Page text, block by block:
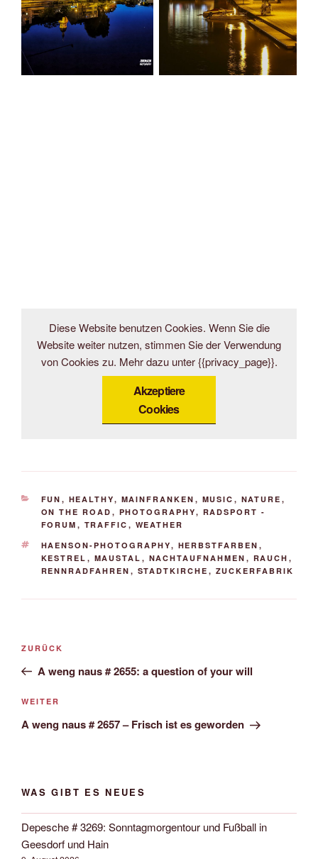
Diese Website benutzen Cookies. Wenn Sie die
Website weiter nutzen, stimmen Sie der Verwendung
von Cookies zu. Mehr dazu unter {{privacy_page}}.
Akzeptiere
Cookies
KATEGORIEN
FUN , HEALTHY, MAINFRANKEN , MUSIC , NATURE ,
ON THE ROAD , PHOTOGRAPHY, RADSPORT -
FORUM , TRAFFIC , WEATHER
SCHLAGWÖRTER
HAENSON-PHOTOGRAPHY, HERBSTFARBEN ,
KESTREL , MAUSTAL , NACHTAUFNAHMEN , RAUCH ,
RENNRADFAHREN , STADTKIRCHE , ZUCKERFABRIK
Beitrags-
Vorheriger
Beitrag
ZURÜCK
A weng naus # 2655: a question of your will
Nächster
Beitrag
WEITER
A weng naus # 2657 – Frisch ist es geworden
WAS GIBT ES NEUES
Depesche # 3269: Sonntagmorgentour und Fußball in
Geesdorf und Hain